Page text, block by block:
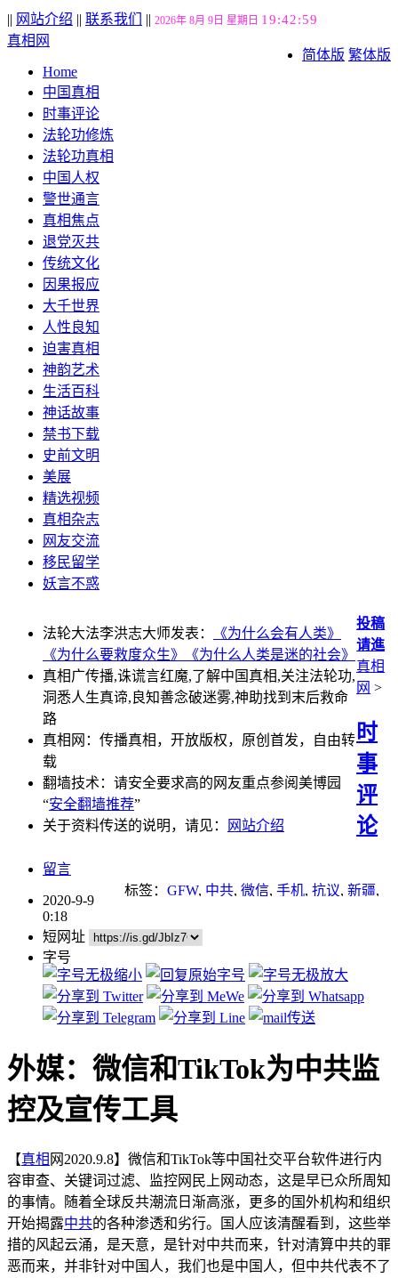
|| 网站介绍 || 联系我们 || 2026年 8月 9日 星期日 19:42:59
简体版 繁体版
真相网
Home
中国真相
时事评论
法轮功修炼
法轮功真相
中国人权
警世通言
真相焦点
退党灭共
传统文化
因果报应
大千世界
人性良知
迫害真相
神韵艺术
生活百科
神话故事
禁书下载
史前文明
美展
精选视频
真相杂志
网友交流
移民留学
妖言不惑
法轮大法李洪志大师发表：
《为什么会有人类》
《为什么要救度众生》
《为什么人类是迷的社会》
真相广传播,诛谎言红魔,了解中国真相,关注法轮功,
洞悉人生真谛,良知善念破迷雾,神助找到末后救命
路
真相网：传播真相，开放版权，原创首发，自由转
载
翻墙技术：请安全要求高的网友重点参阅美博园
“安全翻墙推荐”
关于资料传送的说明，请见：
网站介绍
投稿
请進
真相
网 >
时
事
评
论
留言
标签： GFW, 中共, 微信, 手机, 抗议, 新疆,
2020-9-9
0:18
短网址
字号
外媒：微信和TikTok为中共监
控及宣传工具
【真相 网2020.9.8】微信和TikTok等中国社交平台软件进行内
容审查、关键词过滤、监控网民上网动态，这是早已众所周知
的事情。随着全球反共潮流日渐高涨，更多的国外机构和组织
开始揭露中共的各种渗透和劣行。国人应该清醒看到，这些举
措的风起云涌，是天意，是针对中共而来，针对清算中共的罪
恶而来，并非针对中国人，我们也是中国人，但中共代表不了